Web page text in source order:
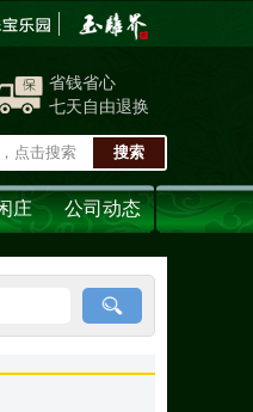
省钱省心
七天自由退换
庄 公司动态